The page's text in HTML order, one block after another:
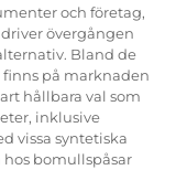
och företag,
övergången
Bland de
på marknaden
hållbara val som
inklusive
vissa syntetiska
bomullspåsar